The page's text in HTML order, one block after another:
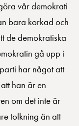
vår demokrati
bara korkad och
de demokratiska
gå upp i
har något att
han är en
om det inte är
tolkning än att